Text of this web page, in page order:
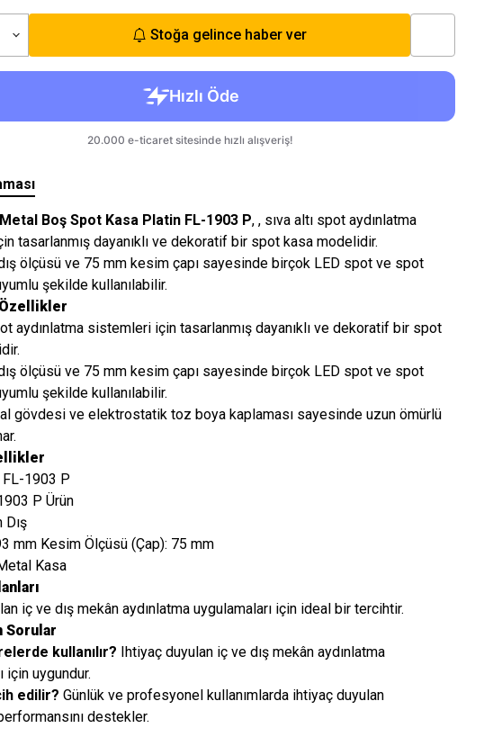
Stoğa gelince haber ver
Boş Spot Kasa Platin FL-1903 P, , sıva altı spot aydınlatma
tasarlanmış dayanıklı ve dekoratif bir spot kasa modelidir.
ölçüsü ve 75 mm kesim çapı sayesinde birçok LED spot ve spot
şekilde kullanılabilir.
Özellikler
aydınlatma sistemleri için tasarlanmış dayanıklı ve dekoratif bir spot
ölçüsü ve 75 mm kesim çapı sayesinde birçok LED spot ve spot
şekilde kullanılabilir.
gövdesi ve elektrostatik toz boya kaplaması sayesinde uzun ömürlü
FL-1903 P
P Ürün
Dış
mm Kesim Ölçüsü (Çap): 75 mm
Kasa
iç ve dış mekân aydınlatma uygulamaları için ideal bir tercihtir.
Sorular
kullanılır? Ihtiyaç duyulan iç ve dış mekân aydınlatma
için uygundur.
edilir? Günlük ve profesyonel kullanımlarda ihtiyaç duyulan
destekler.